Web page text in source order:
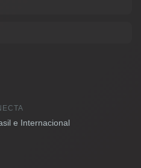
e Internacional